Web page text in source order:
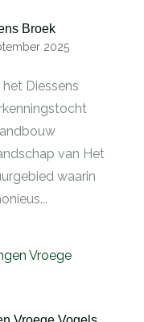
Broek
2025
Diessens
van Het
waarin